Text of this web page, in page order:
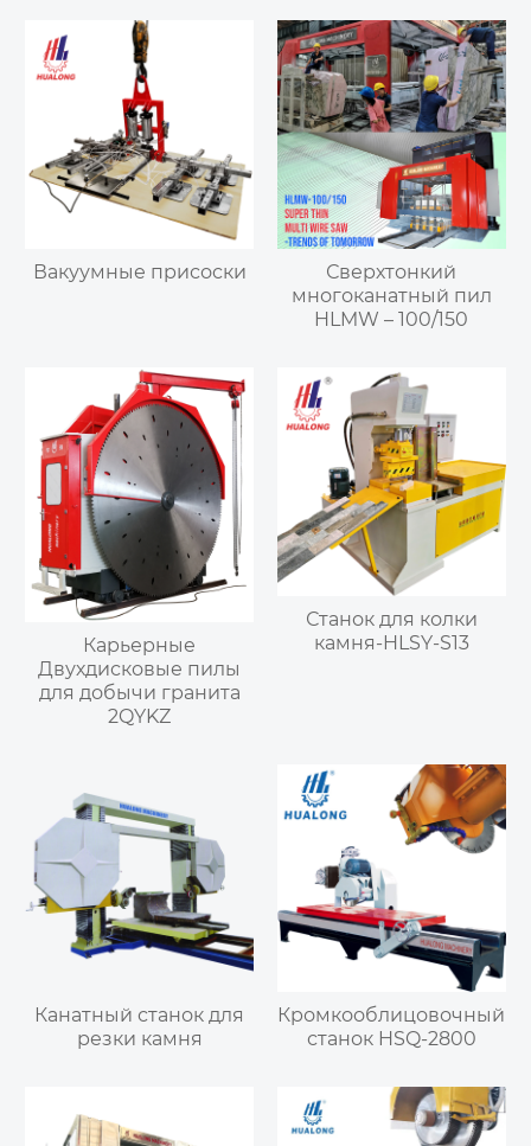
Вакуумные присоски
Сверхтонкий
многоканатный пил
HLMW – 100/150
Карьерные
Двухдисковые пилы
для добычи гранита
2QYKZ
Станок для колки
камня-HLSY-S13
Канатный станок для
резки камня
Кромкооблицовочный
станок HSQ-2800